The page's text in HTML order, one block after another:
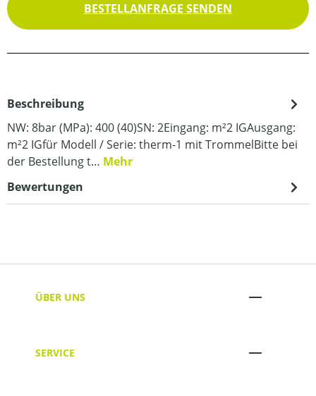
BESTELLANFRAGE SENDEN
Beschreibung
NW: 8bar (MPa): 400 (40)SN: 2Eingang: m²2 IGAusgang:
m²2 IGfür Modell / Serie: therm-1 mit TrommelBitte bei
der Bestellung t… Mehr
Bewertungen
ÜBER UNS
SERVICE